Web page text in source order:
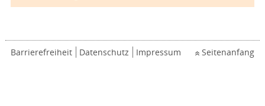
Barrierefreiheit Datenschutz Impressum Seitenanfang